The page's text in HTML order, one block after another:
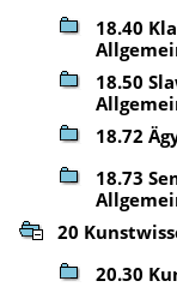
18.40
18.50
18.72
18.73
20
20.30